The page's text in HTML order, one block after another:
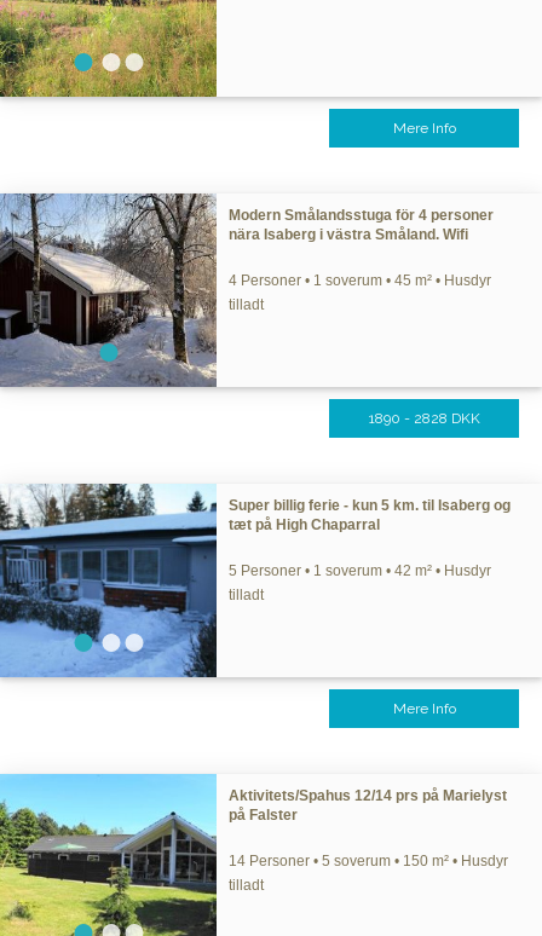
Mere Info
Modern Smålandsstuga för 4 personer
nära Isaberg i västra Småland. Wifi
4 Personer • 1 soverum • 45 m² • Husdyr
tilladt
1890 - 2828 DKK
Super billig ferie - kun 5 km. til Isaberg og
tæt på High Chaparral
5 Personer • 1 soverum • 42 m² • Husdyr
tilladt
Mere Info
Aktivitets/Spahus 12/14 prs på Marielyst
på Falster
14 Personer • 5 soverum • 150 m² • Husdyr
tilladt